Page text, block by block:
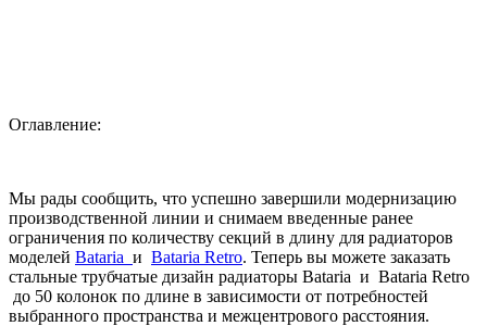
Оглавление:
Мы рады сообщить, что успешно завершили модернизацию
производственной линии и снимаем введенные ранее
ограничения по количеству секций в длину для радиаторов
моделей Bataria и Bataria Retro. Теперь вы можете заказать
стальные трубчатые дизайн радиаторы Bataria и Bataria Retro
до 50 колонок по длине в зависимости от потребностей
выбранного пространства и межцентрового расстояния.